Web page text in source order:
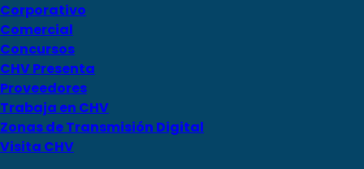
Corporativo
Comercial
Concursos
CHV Presenta
Proveedores
Trabaja en CHV
Zonas de Transmisión Digital
Visita CHV